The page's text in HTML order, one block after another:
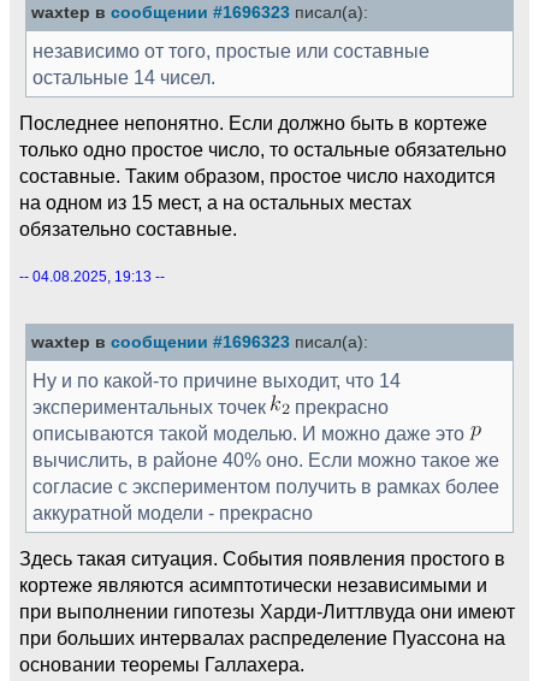
waxtep в сообщении #1696323 писал(а):
независимо от того, простые или составные
остальные 14 чисел.
Последнее непонятно. Если должно быть в кортеже
только одно простое число, то остальные обязательно
составные. Таким образом, простое число находится
на одном из 15 мест, а на остальных местах
обязательно составные.
-- 04.08.2025, 19:13 --
waxtep в сообщении #1696323 писал(а):
Ну и по какой-то причине выходит, что 14
экспериментальных точек
прекрасно
описываются такой моделью. И можно даже это
вычислить, в районе 40% оно. Если можно такое же
согласие с экспериментом получить в рамках более
аккуратной модели - прекрасно
Здесь такая ситуация. События появления простого в
кортеже являются асимптотически независимыми и
при выполнении гипотезы Харди-Литтлвуда они имеют
при больших интервалах распределение Пуассона на
основании теоремы Галлахера.